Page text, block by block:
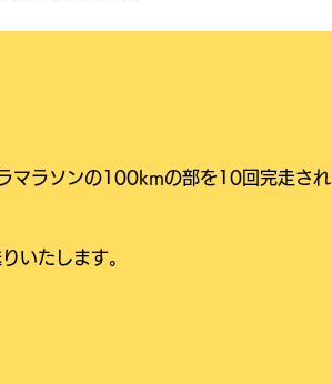
マラソンの100kmの部を10回完走さ
いたします。